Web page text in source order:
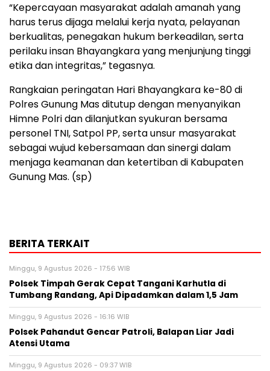
“Kepercayaan masyarakat adalah amanah yang
harus terus dijaga melalui kerja nyata, pelayanan
berkualitas, penegakan hukum berkeadilan, serta
perilaku insan Bhayangkara yang menjunjung tinggi
etika dan integritas,” tegasnya.
Rangkaian peringatan Hari Bhayangkara ke-80 di
Polres Gunung Mas ditutup dengan menyanyikan
Himne Polri dan dilanjutkan syukuran bersama
personel TNI, Satpol PP, serta unsur masyarakat
sebagai wujud kebersamaan dan sinergi dalam
menjaga keamanan dan ketertiban di Kabupaten
Gunung Mas. (sp)
BERITA TERKAIT
Minggu, 9 Agustus 2026 - 17:56 WIB
Polsek Timpah Gerak Cepat Tangani Karhutla di
Tumbang Randang, Api Dipadamkan dalam 1,5 Jam
Minggu, 9 Agustus 2026 - 16:16 WIB
Polsek Pahandut Gencar Patroli, Balapan Liar Jadi
Atensi Utama
Minggu, 9 Agustus 2026 - 09:37 WIB